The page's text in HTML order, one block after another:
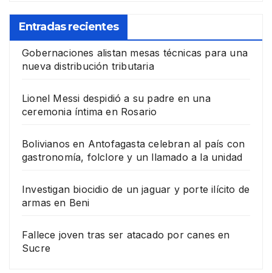
Entradas recientes
Gobernaciones alistan mesas técnicas para una
nueva distribución tributaria
Lionel Messi despidió a su padre en una
ceremonia íntima en Rosario
Bolivianos en Antofagasta celebran al país con
gastronomía, folclore y un llamado a la unidad
Investigan biocidio de un jaguar y porte ilícito de
armas en Beni
Fallece joven tras ser atacado por canes en
Sucre